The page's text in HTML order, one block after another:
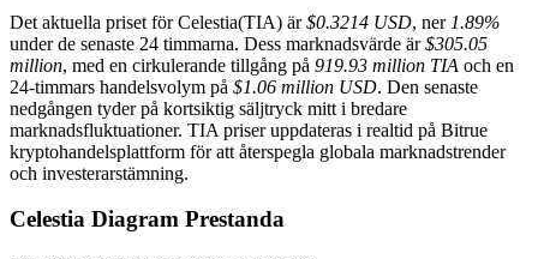
Det aktuella priset för Celestia(TIA) är$0.3214 USD, ner 1.89%
under de senaste 24 timmarna. Dess marknadsvärde är$305.05
million, med en cirkulerande tillgång på 919.93 million TIA och en
24-timmars handelsvolym på $1.06 million USD. Den senaste
nedgången tyder på kortsiktig säljtryck mitt i bredare
marknadsfluktuationer. TIA priser uppdateras i realtid på Bitrue
kryptohandelsplattform för att återspegla globala marknadstrender
och investerarstämning.
Celestia Diagram Prestanda